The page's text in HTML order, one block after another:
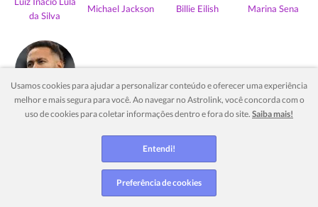
da Silva
Michael Jackson Billie Eilish Marina Sena
Neymar Jr
Ver mais
Usamos cookies para ajudar a personalizar conteúdo e oferecer uma experiência
melhor e mais segura para você. Ao navegar no Astrolink, você concorda com o
uso de cookies para coletar informações dentro e fora do site. Saiba mais!
Entendi!
Preferência de cookies